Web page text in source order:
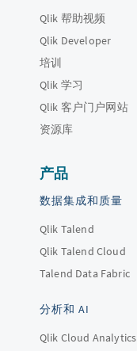
Qlik 帮助视频
Qlik Developer
培训
Qlik 学习
Qlik 客户门户网站
资源库
产品
数据集成和质量
Qlik Talend
Qlik Talend Cloud
Talend Data Fabric
分析和 AI
Qlik Cloud Analytics